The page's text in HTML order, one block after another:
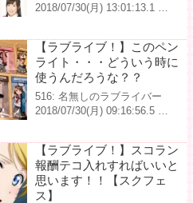
2018/07/30(月) 13:01:13.1 …
【ラブライブ！】このペン
ライト・・・どういう時に
使うんだろうな？？
516: 名無しのラブライバー
2018/07/30(月) 09:16:56.5 …
【ラブライブ！】スコラン
報酬テコ入れすればいいと
思います！！【スクフェ
ス】